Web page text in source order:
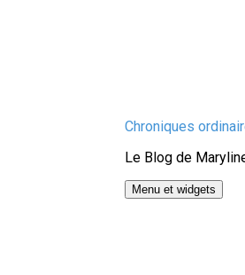
Chroniques
Le Blog de
Menu et widgets